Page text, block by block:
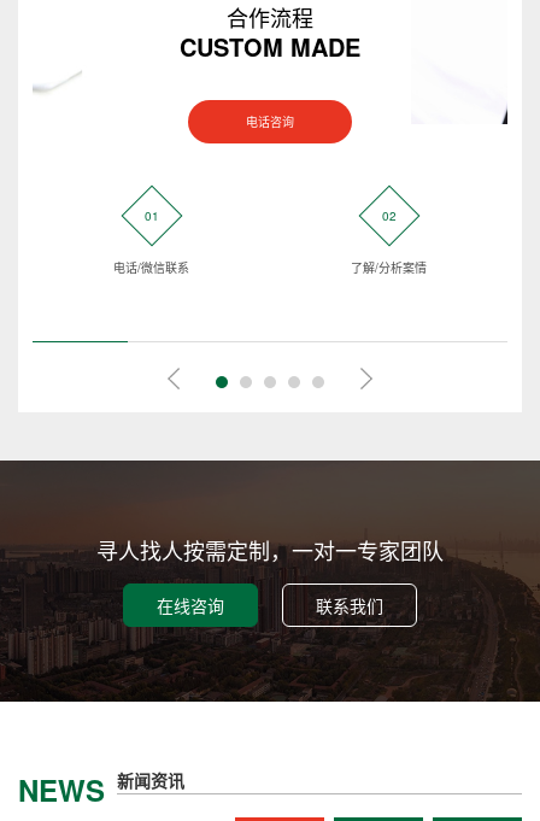
合作流程
CUSTOM MADE
电话咨询
01
电话/微信联系
02
了解/分析案情
寻人找人按需定制，一对一专家团队
在线咨询 联系我们
NEWS 新闻资讯